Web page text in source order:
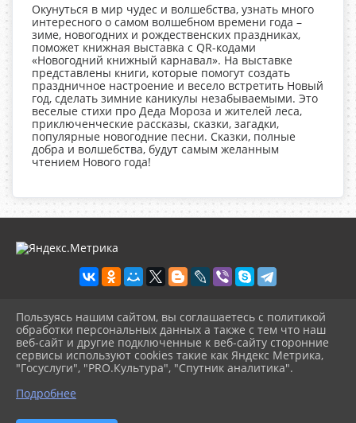
Окунуться в мир чудес и волшебства, узнать много
интересного о самом волшебном времени года –
зиме, новогодних и рождественских праздниках,
поможет книжная выставка с QR-кодами
«Новогодний книжный карнавал». На выставке
представлены книги, которые помогут создать
праздничное настроение и весело встретить Новый
год, сделать зимние каникулы незабываемыми. Это
веселые стихи про Деда Мороза и жителей леса,
приключенческие рассказы, сказки, загадки,
популярные новогодние песни. Сказки, полные
добра и волшебства, будут самым желанным
чтением Нового года!
2026 г. olgbiblio.ru
Вход
Карта сайта
Политика обработки персональных данных
Сделано на KubCMS
Пользуясь нашим сайтом, вы соглашаетесь с политикой
обработки персональных данных а также с тем что наш
веб-сайт и другие подключенные к веб-сайту сторонние
сервисы используют cookies такие как Яндекс Метрика,
"Госуслуги", "PRO.Культура", "Спутник аналитика".
Подробнее